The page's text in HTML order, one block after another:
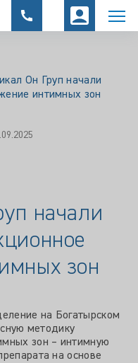
Он Груп начали
интимных зон
начали
зон
на Богатырском
методику
зон – интимную
на основе